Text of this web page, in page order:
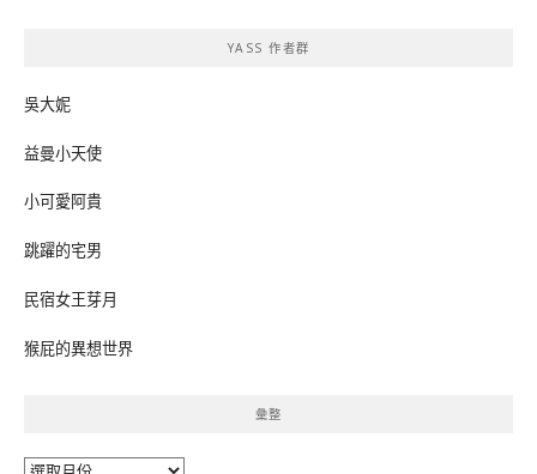
YASS 作者群
吳大妮
益曼小天使
小可愛阿貴
跳躍的宅男
民宿女王芽月
猴屁的異想世界
彙整
彙